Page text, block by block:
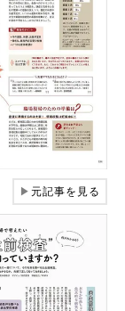
▶元記事を見る